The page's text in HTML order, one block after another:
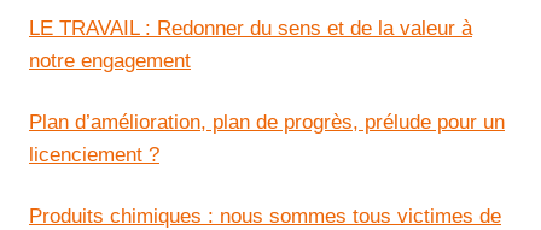
LE TRAVAIL : Redonner du sens et de la valeur à
notre engagement
Plan d’amélioration, plan de progrès, prélude pour un
licenciement ?
Produits chimiques : nous sommes tous victimes de